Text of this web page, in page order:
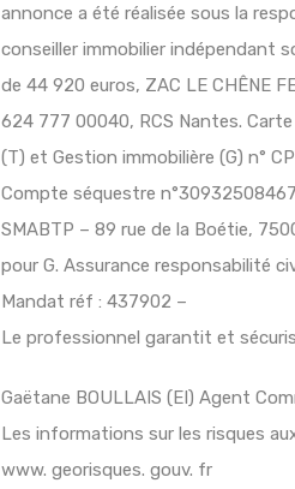
annonce a été réalisée sous la
conseiller immobilier indépendant
de 44 920 euros, ZAC LE CHÊNE
624 777 00040, RCS Nantes.
(T) et Gestion immobilière (G) n°
Compte séquestre
SMABTP – 89 rue de la Boétie,
pour G. Assurance responsabilité
Mandat réf : 437902 –
Le professionnel garantit et
Gaëtane BOULLAIS (EI) Agent
Les informations sur les risques
www. georisques. gouv. fr